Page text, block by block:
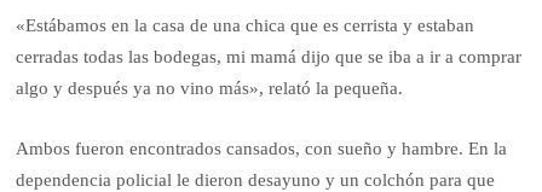
«Estábamos en la casa de una chica que es cerrista y estaban
cerradas todas las bodegas, mi mamá dijo que se iba a ir a comprar
algo y después ya no vino más», relató la pequeña.
Ambos fueron encontrados cansados, con sueño y hambre. En la
dependencia policial le dieron desayuno y un colchón para que